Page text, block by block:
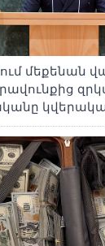
մեքենան